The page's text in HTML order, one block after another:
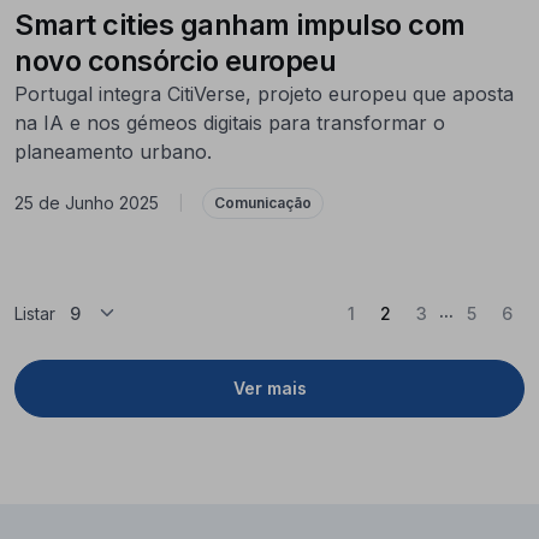
Smart cities ganham impulso com
novo consórcio europeu
Portugal integra CitiVerse, projeto europeu que aposta
na IA e nos gémeos digitais para transformar o
planeamento urbano.
25 de Junho 2025 Comunicação
Listar
Ver mais
1 2 (Atual)
3 ... 5 6